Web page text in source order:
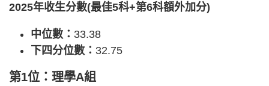
2025年收生分數(最佳5科+第6科額外加分)
中位數： 33.38
下四分位數： 32.75
第1位：理學A組